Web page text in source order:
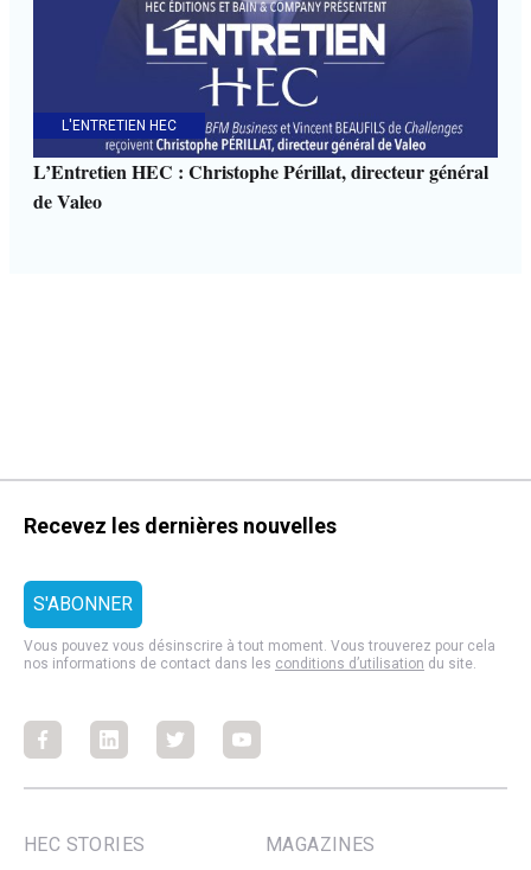
L'ENTRETIEN HEC
L’Entretien HEC : Christophe Périllat, directeur général
de Valeo
Recevez les dernières nouvelles
Vous pouvez vous désinscrire à tout moment. Vous trouverez pour cela
nos informations de contact dans les conditions d’utilisation du site.
FacebookFacebookFacebookFacebook
HEC STORIES MAGAZINES